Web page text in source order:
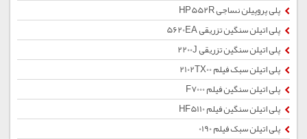
پلی پروپیلن نساجی HP552R
پلی اتیلن سنگین تزریقی 5620EA
پلی اتیلن سنگین تزریقی 2200J
پلی اتیلن سبک فیلم 2102TX00
پلی اتیلن سنگین فیلم F7000
پلی اتیلن سنگین فیلم HF5110
پلی اتیلن سبک فیلم 0190